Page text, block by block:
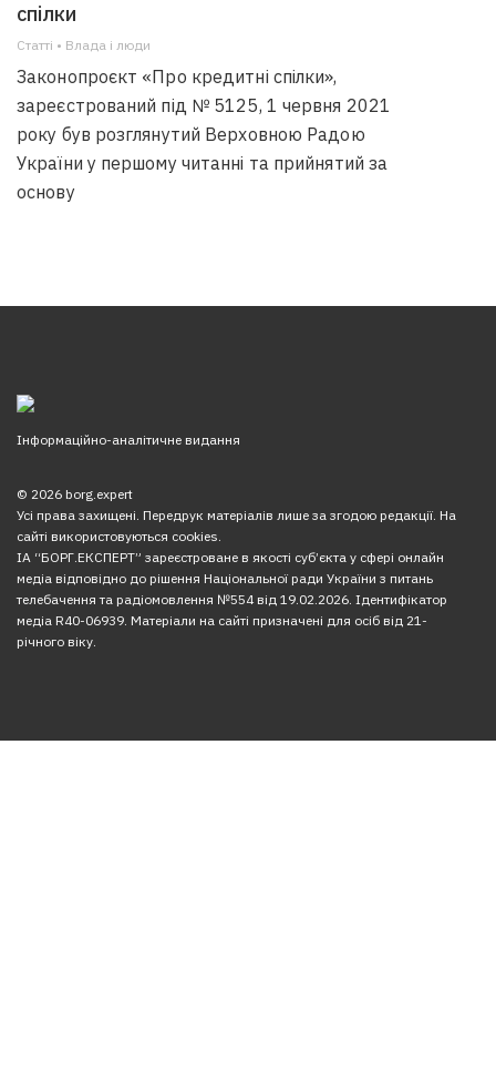
спілки
Статті • Влада i люди
Законопроєкт «Про кредитні спілки»,
зареєстрований під № 5125, 1 червня 2021
року був розглянутий Верховною Радою
України у першому читанні та прийнятий за
основу
Інформаційно-аналітичне видання
© 2026 borg.expert
Усі права захищені. Передрук матеріалів лише за згодою редакції. На
сайті використовуються cookies.
ІА “БОРГ.ЕКСПЕРТ” зареєстроване в якості суб’єкта у сфері онлайн
медіа відповідно до рішення Національної ради України з питань
телебачення та радіомовлення №554 від 19.02.2026. Ідентифікатор
медіа R40-06939. Матеріали на сайті призначені для осіб від 21-
річного віку.